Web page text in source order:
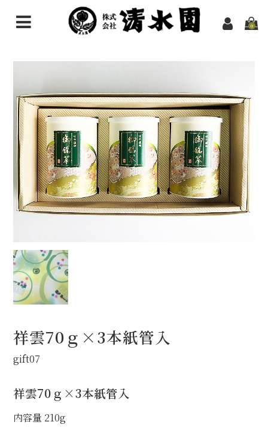
0
煎茶
その他のお茶
抹茶
ほうじ茶粉末（パウダー）
ギフトセット
スイーツ
業務用商品
お買物ガイド
地域特産オリジナル商品化
会社概要
祥雲70ｇ×3本紙管入
gift07
祥雲70ｇ×3本紙管入
内容量 210g